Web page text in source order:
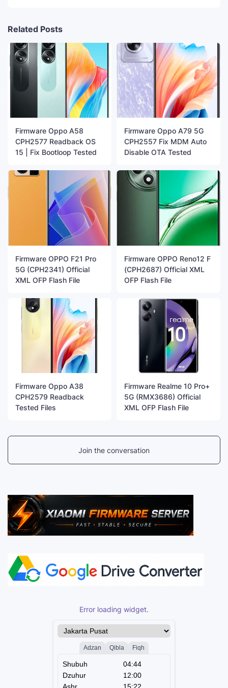
Related Posts
Firmware Oppo A58
CPH2577 Readback OS
15 | Fix Bootloop Tested
Firmware Oppo A79 5G
CPH2557 Fix MDM Auto
Disable OTA Tested
Firmware OPPO F21 Pro
5G (CPH2341) Official
XML OFP Flash File
Firmware OPPO Reno12 F
(CPH2687) Official XML
OFP Flash File
Firmware Oppo A38
CPH2579 Readback
Tested Files
Firmware Realme 10 Pro+
5G (RMX3686) Official
XML OFP Flash File
Join the conversation
Error loading widget.